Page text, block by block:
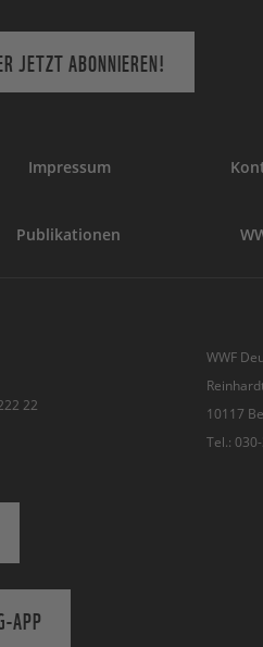
JETZT ABONNIEREN!
Impressum
Publikationen
22
APP
WWF
10117
Tel.: